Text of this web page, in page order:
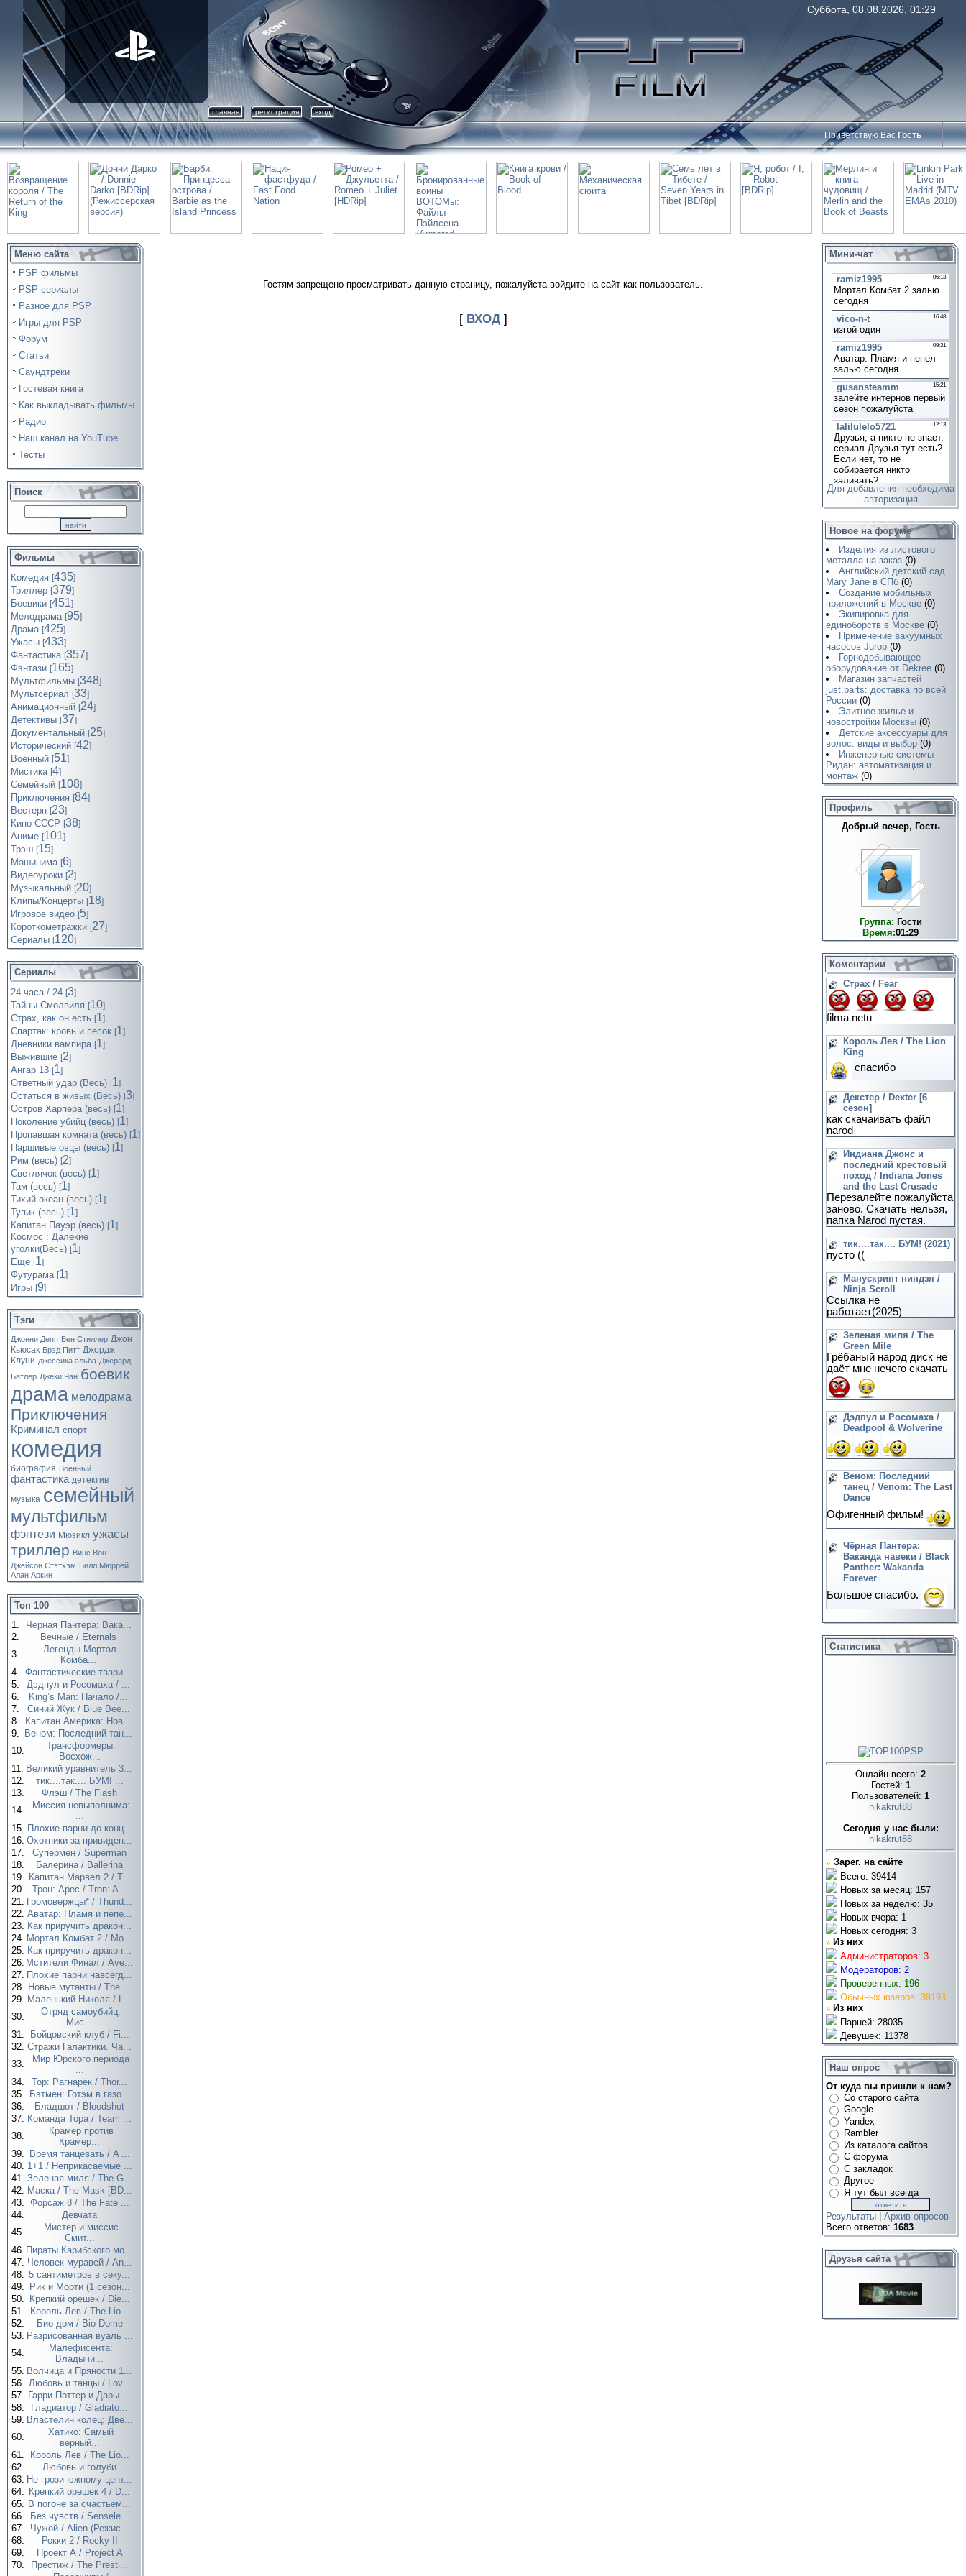
Суббота, 08.08.2026, 01:29
главная регистрация вход
Приветствую Вас Гость
Меню сайта
PSP фильмы
PSP сериалы
Разное для PSP
Игры для PSP
Форум
Статьи
Саундтреки
Гостевая книга
Как выкладывать фильмы
Радио
Наш канал на YouTube
Тесты
Поиск
Фильмы
Комедия [435]
Триллер [379]
Боевики [451]
Мелодрама [95]
Драма [425]
Ужасы [433]
Фантастика [357]
Фэнтази [165]
Мультфильмы [348]
Мультсериал [33]
Анимационный [24]
Детективы [37]
Документальный [25]
Исторический [42]
Военный [51]
Мистика [4]
Семейный [108]
Приключения [84]
Вестерн [23]
Кино СССР [38]
Аниме [101]
Трэш [15]
Машинима [6]
Видеоуроки [2]
Музыкальный [20]
Клипы/Концерты [18]
Игровое видео [5]
Короткометражки [27]
Cериалы [120]
Сериалы
24 часа / 24 [3]
Тайны Смолвиля [10]
Страх, как он есть [1]
Спартак: кровь и песок [1]
Дневники вампира [1]
Выжившие [2]
Ангар 13 [1]
Ответный удар (Весь) [1]
Остаться в живых (Весь) [3]
Остров Харпера (весь) [1]
Поколение убийц (весь) [1]
Пропавшая комната (весь) [1]
Паршивые овцы (весь) [1]
Рим (весь) [2]
Светлячок (весь) [1]
Там (весь) [1]
Тихий океан (весь) [1]
Тупик (весь) [1]
Капитан Пауэр (весь) [1]
Космос : Далекие
уголки(Весь) [1]
Ещё [1]
Футурама [1]
Игры [9]
Тэги
Джонни Депп Бен Стиллер Джон
Кьюсак Брэд Питт Джордж
Клуни джессика альба Джерард
Батлер Джеки Чан боевик
драма мелодрама
Приключения
Криминал спорт
комедия
биография Военный
фантастика детектив
музыка семейный
мультфильм
фэнтези Мюзикл ужасы
триллер Винс Вон
Джейсон Стэтхэм Билл Мюррей
Алан Аркин
Топ 100
1.
Чёрная Пантера: Вака...
2.
Вечные / Eternals
3.
Легенды Мортал
Комба...
4. Фантастические твари...
5.
Дэдпул и Росомаха / ...
6.
King’s Man: Начало /...
7.
Синий Жук / Blue Bee...
8.
Капитан Америка: Нов...
9.
Веном: Последний тан...
10.
Трансформеры:
Восхож...
11. Великий уравнитель 3...
12.
тик....так.... БУМ! ...
13.
Флэш / The Flash
14.
Миссия невыполнима:
...
15. Плохие парни до конц...
16. Охотники за привиден...
17.
Супермен / Superman
18.
Балерина / Ballerina
19. Капитан Марвел 2 / T...
20.
Трон: Арес / Tron: A...
21. Громовержцы* / Thund...
22. Аватар: Пламя и пепе...
23. Как приручить дракон...
24. Мортал Комбат 2 / Mo...
25. Как приручить дракон...
26. Мстители Финал / Ave...
27. Плохие парни навсегд...
28. Новые мутанты / The ...
29. Маленький Николя / L...
30.
Отряд самоубийц:
Мис...
31.
Бойцовский клуб / Fi...
32. Стражи Галактики. Ча...
33.
Мир Юрского периода
...
34.
Тор: Рагнарёк / Thor...
35.
Бэтмен: Готэм в газо...
36.
Бладшот / Bloodshot
37. Команда Тора / Team ...
38.
Крамер против
Крамер...
39.
Время танцевать / A ...
40. 1+1 / Неприкасаемые ...
41. Зеленая миля / The G...
42. Маска / The Mask [BD...
43. Форсаж 8 / The Fate ...
44.
Девчата
45.
Мистер и миссис
Смит...
46. Пираты Карибского мо...
47. Человек-муравей / An...
48. 5 сантиметров в секу...
49.
Рик и Морти (1 сезон...
50.
Крепкий орешек / Die...
51.
Король Лев / The Lio...
52.
Био-дом / Bio-Dome
53. Разрисованная вуаль ...
54.
Малефисента:
Владычи...
55. Волчица и Пряности 1...
56. Любовь и танцы / Lov...
57. Гарри Поттер и Дары ...
58.
Гладиатор / Gladiato...
59. Властелин колец: Две...
60.
Хатико: Самый
верный...
61.
Король Лев / The Lio...
62.
Любовь и голуби
63. Не грози южному цент...
64. Крепкий орешек 4 / D...
65. В погоне за счастьем...
66.
Без чувств / Sensele...
67.
Чужой / Alien (Режис...
68.
Рокки 2 / Rocky II
69.
Проект А / Project A
70.
Престиж / The Presti...
Гостям запрещено просматривать данную страницу, пожалуйста войдите на сайт как пользователь.
[ ВХОД]
Мини-чат
Для добавления необходима
авторизация
Новое на форуме
Изделия из листового
металла на заказ (0)
Английский детский сад
Mary Jane в СПб (0)
Создание мобильных
приложений в Москве (0)
Экипировка для
единоборств в Москве (0)
Применение вакуумных
насосов Jurop (0)
Горнодобывающее
оборудование от Dekree (0)
Магазин запчастей
just.parts: доставка по всей
России (0)
Элитное жилье и
новостройки Москвы (0)
Детские аксессуары для
волос: виды и выбор (0)
Инженерные системы
Ридан: автоматизация и
монтаж (0)
Профиль
Добрый вечер, Гость
Группа: Гости
Время:01:29
Коментарии
Страх / Fear
filma netu
Король Лев / The Lion
King
спасибо
Декстер / Dexter [6
сезон]
как скачаивать файл
narod
Индиана Джонс и
последний крестовый
поход / Indiana Jones
and the Last Crusade
Перезалейте пожалуйста
заново. Скачать нельзя,
папка Narod пустая.
тик....так.... БУМ! (2021)
пусто ((
Манускрипт ниндзя /
Ninja Scroll
Ссылка не
работает(2025)
Зеленая миля / The
Green Mile
Грёбаный народ диск не
даёт мне нечего скачать
Дэдпул и Росомаха /
Deadpool & Wolverine
Веном: Последний
танец / Venom: The Last
Dance
Офигенный фильм!
Чёрная Пантера:
Ваканда навеки / Black
Panther: Wakanda
Forever
Большое спасибо.
Статистика
Онлайн всего: 2
Гостей: 1
Пользователей: 1
nikakrut88
Cегодня у нас были:
nikakrut88
» Зарег. на сайте
Всего: 39414
Новых за месяц: 157
Новых за неделю: 35
Новых вчера: 1
Новых сегодня: 3
» Из них
Администраторов: 3
Модераторов: 2
Проверенных: 196
Обычных юзеров: 39193
» Из них
Парней: 28035
Девушек: 11378
Наш опрос
От куда вы пришли к нам?
Со старого сайта
Google
Yandex
Rambler
Из каталога сайтов
С форума
С закладок
Другое
Я тут был всегда
Результаты
Архив опросов
Всего ответов: 1683
Друзья сайта